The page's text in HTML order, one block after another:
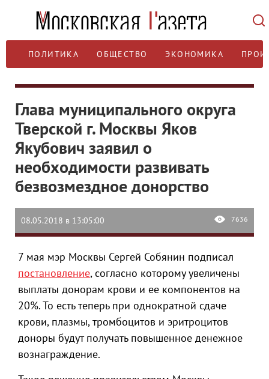
ПОЛИТИКА ОБЩЕСТВО ЭКОНОМИКА
Глава муниципального округа
Тверской г. Москвы Яков
Якубович заявил о
необходимости развивать
безвозмездное донорство
08.05.2018 в 13:05:00 7636
7 мая мэр Москвы Сергей Собянин подписал
постановление, согласно которому увеличены
выплаты донорам крови и ее компонентов на
20%. То есть теперь при однократной сдаче
крови, плазмы, тромбоцитов и эритроцитов
доноры будут получать повышенное денежное
вознаграждение.